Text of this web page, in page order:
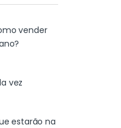
vender
vez
estarão na